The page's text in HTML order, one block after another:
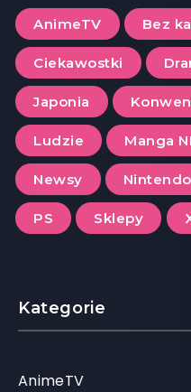
AnimeTV Bez
Ciekawostki
Japonia
Ludzie Manga
Newsy Nintendo
PS Sklepy
Kategorie
AnimeTV